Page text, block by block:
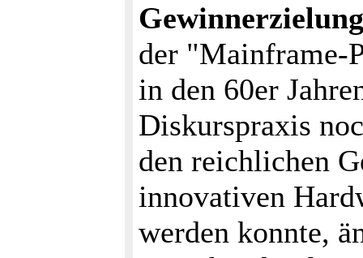
der "Mainframe-
in den 60er
Diskurspraxis
den reichlichen
innovativen
werden konnte,